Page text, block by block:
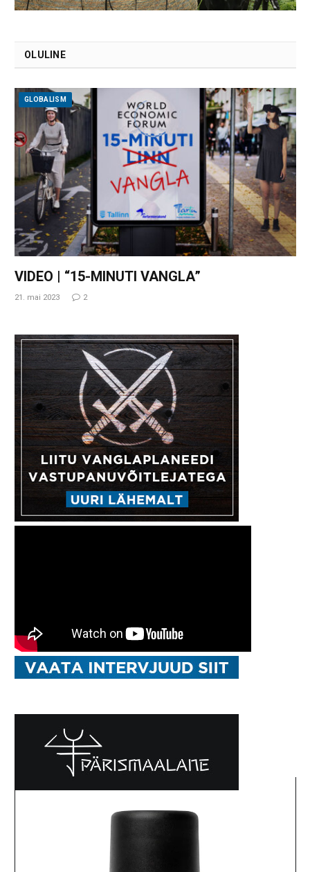
OLULINE
GLOBALISM
VIDEO | “15-MINUTI VANGLA”
21. mai 2023 2